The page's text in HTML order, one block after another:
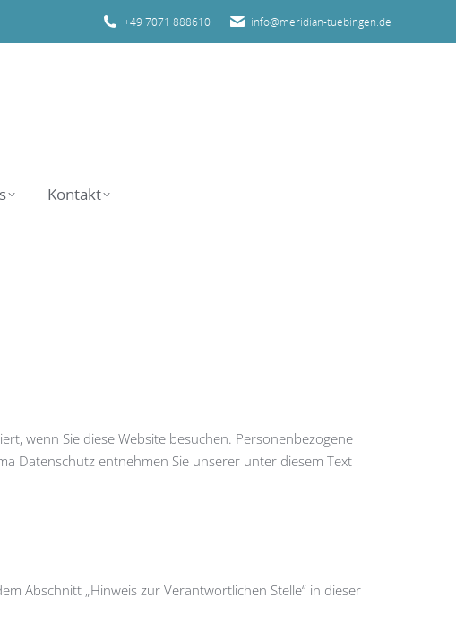
+49 7071 888610 info@meridian-tuebingen.de
Kontakt
wenn Sie diese Website besuchen. Personenbezogene
Datenschutz entnehmen Sie unserer unter diesem Text
Abschnitt „Hinweis zur Verantwortlichen Stelle“ in dieser
Unser Team Unsere Praxis Kontakt